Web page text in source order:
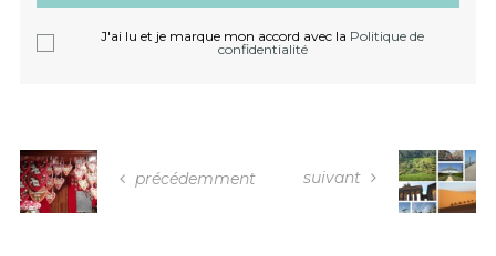
J'ai lu et je marque mon accord avec la Politique de
confidentialité
précédemment suivant